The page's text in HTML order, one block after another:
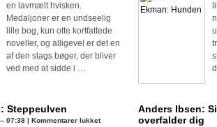
Medaljoner
en lavmælt hvisken.
Medaljoner er en undseelig
lille bog, kun otte kortfattede
noveller, og alligevel er det en
af den slags bøger, der bliver
ved med at sidde i …
Steppeulven
07:38 | Kommentarer lukkettil
Anders Ibsen:
overfalder dig